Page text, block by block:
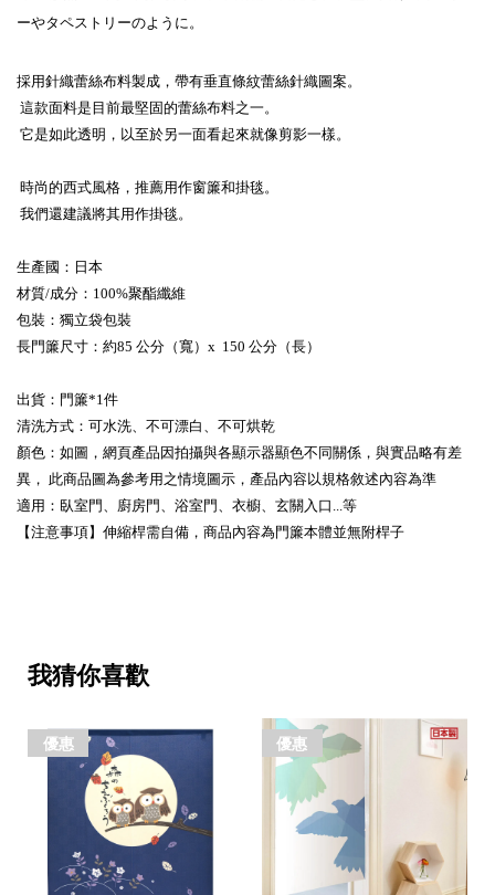
ーやタペストリーのように。
採用針織蕾絲布料製成，帶有垂直條紋蕾絲針織圖案。
這款面料是目前最堅固的蕾絲布料之一。
它是如此透明，以至於另一面看起來就像剪影一樣。
時尚的西式風格，推薦用作窗簾和掛毯。
我們還建議將其用作掛毯。
生產國：日本
材質/成分：100%聚酯纖維
包裝：獨立袋包裝
長門簾尺寸：約85 公分（寬）x 150 公分（長）
出貨：門簾*1件
清洗方式：可水洗、不可漂白、不可烘乾
顏色：如圖，網頁產品因拍攝與各顯示器顯色不同關係，與實品略有差
異， 此商品圖為參考用之情境圖示，產品內容以規格敘述內容為準
適用：臥室門、廚房門、浴室門、衣櫥、玄關入口...等
【注意事項】伸縮桿需自備，商品內容為門簾本體並無附桿子
我猜你喜歡
優惠 優惠